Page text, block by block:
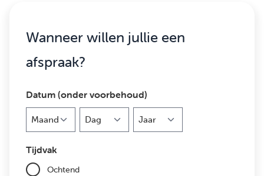
Wanneer willen jullie een
afspraak?
Datum (onder voorbehoud)
Tijdvak
Ochtend